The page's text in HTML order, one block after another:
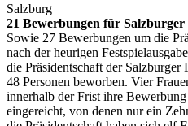
Salzburg
21 Bewerbungen für Salzburger
Sowie 27 Bewerbungen um die
nach der heurigen
die Präsidentschaft der Salzburger
48 Personen beworben. Vier
innerhalb der Frist ihre
eingereicht, von denen nur ein